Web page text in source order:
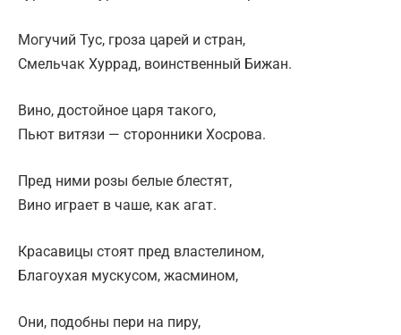
Могучий Тус, гроза царей и стран,
Смельчак Хуррад, воинственный Бижан.
Вино, достойное царя такого,
Пьют витязи — сторонники Хосрова.
Пред ними розы белые блестят,
Вино играет в чаше, как агат.
Красавицы стоят пред властелином,
Благоухая мускусом, жасмином,
Они, подобны пери на пиру,